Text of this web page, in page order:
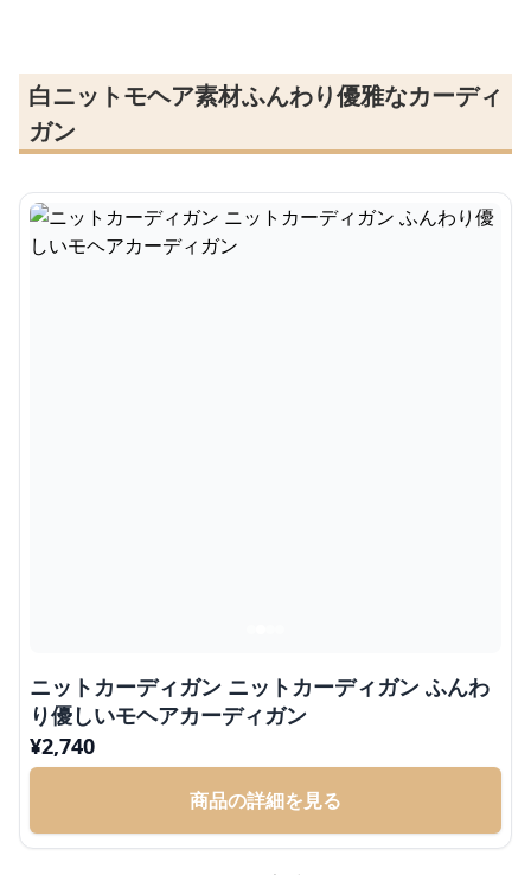
白ニットモヘア素材ふんわり優雅なカーディ
ガン
ニットカーディガン ニットカーディガン ふんわ
り優しいモヘアカーディガン
¥2,740
商品の詳細を見る